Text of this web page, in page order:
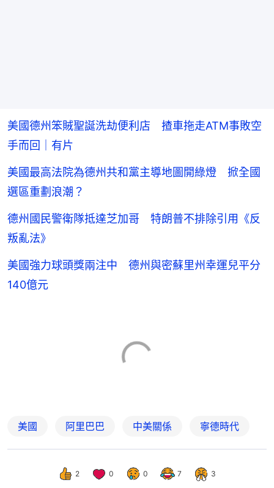
美國德州笨賊聖誕洗劫便利店 揸車拖走ATM事敗空
手而回｜有片
美國最高法院為德州共和黨主導地圖開綠燈 掀全國
選區重劃浪潮？
德州國民警衛隊抵達芝加哥 特朗普不排除引用《反
叛亂法》
美國強力球頭獎兩注中 德州與密蘇里州幸運兒平分
140億元
美國 阿里巴巴 中美關係 寧德時代
2 0 0 7 3